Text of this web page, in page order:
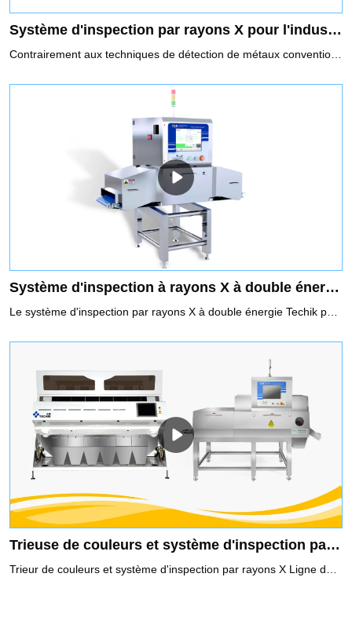
Système d'inspection par rayons X pour l'industrie alimentaire
Système d'inspection à rayons X à double énergie pour l'os résiduel pour l'industrie alimentaire
Trieuse de couleurs et système d'inspection par rayons X Ligne de production intelligente pour les graines de citrouille